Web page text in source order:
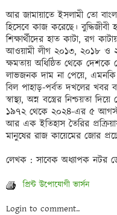
আর জামায়াতে ইসলামী তো
হিসেবে কাজ করেছে।
শিক্ষার্থীদের হাত কাটা, রগ
আওয়ামী লীগ ২০১৩, ২০১৮ ও
ক্ষমতায় অধিষ্ঠিত থেকে
লাভজনক দাম না পেয়ে, এমনকি
বিল পাহাড়-পর্বত দখলের খবর
স্বাস্থ্য, অন্ন বস্ত্রের নিশ্চয়তা
১৯৭২ থেকে ২০২৪-এর ৫ আগস্ট
আর এক ইতিহাস তৈরির
মানুষের রাজ কায়েমের জোর
প্রিন্ট উপোযোগী ভার্সন
Login to comment..